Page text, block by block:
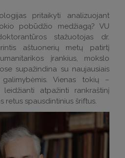
pritaikyti analizuojant
pobūdžio medžiagą? VU
stažuotojas dr.
aštuonerių metų patirtį
įrankius, mokslo
supažindina su naujausiais
Vienas tokių –
leidžianti atpažinti rankraštinį
retus spausdintinius šriftus.